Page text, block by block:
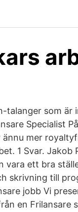
talanger som är
Specialist
ännu mer
1 Svar. Jakob
vara ett bra
skrivning till
jobb Vi
en